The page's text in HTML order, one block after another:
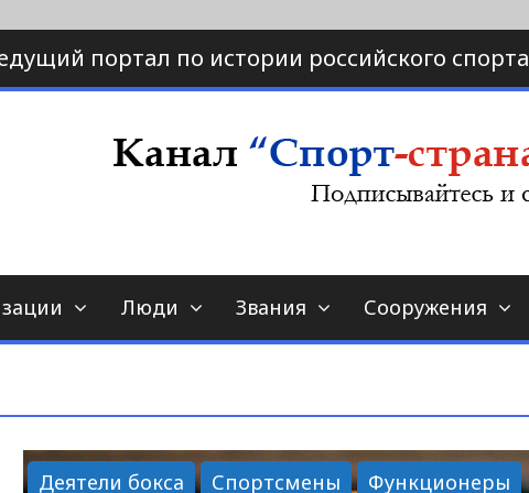
портал по истории российского спорта
страна.ру
по истории спорта
Люди Звания Сооружения
Деятели бокса Спортсмены Функционеры